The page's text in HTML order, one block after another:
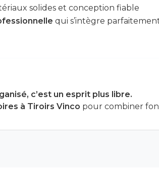
solides et conception fiable
qui s’intègre
c’est un esprit plus libre.
à Tiroirs Vinco pour combiner